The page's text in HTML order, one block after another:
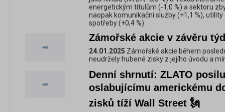
energetickým titulům (-1,0 %) a sektoru
naopak komunikační služby (+1,1 %),
spotřeby (+0,4 %).
Zámořské akcie v závěru
24.01.2025 Zámořské akcie během
neudržely hubené zisky z jejího úvodu a
Denní shrnutí: ZLATO
oslabujícímu americkému
zisků tíží Wall Street 🗽